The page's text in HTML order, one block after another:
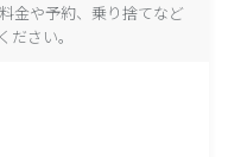
金や予約、乗り捨てなど
さい。